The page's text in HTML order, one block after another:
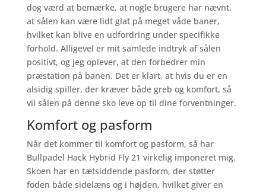
dog værd at bemærke, at nogle brugere har nævnt,
at sålen kan være lidt glat på meget våde baner,
hvilket kan blive en udfordring under specifikke
forhold. Alligevel er mit samlede indtryk af sålen
positivt, og jeg oplever, at den forbedrer min
præstation på banen. Det er klart, at hvis du er en
alsidig spiller, der kræver både greb og komfort, så
vil sålen på denne sko leve op til dine forventninger.
Komfort og pasform
Når det kommer til komfort og pasform, så har
Bullpadel Hack Hybrid Fly 21 virkelig imponeret mig.
Skoen har en tætsiddende pasform, der støtter
foden både sidelæns og i højden, hvilket giver en